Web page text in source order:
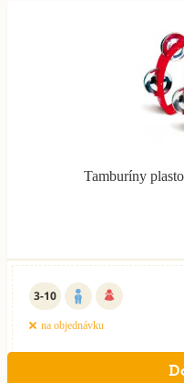
Tamburíny
3-10
na objednávku